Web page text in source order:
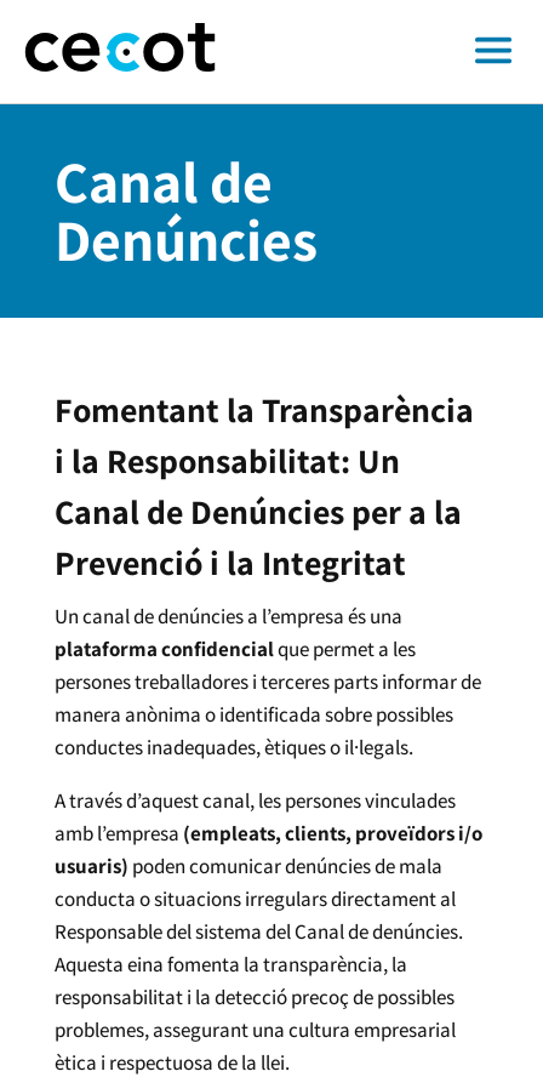
Canal de
Denúncies
Fomentant la Transparència
i la Responsabilitat: Un
Canal de Denúncies per a la
Prevenció i la Integritat
Un canal de denúncies a l’empresa és una
plataforma confidencialque permet a les
persones treballadores i terceres parts informar de
manera anònima o identificada sobre possibles
conductes inadequades, ètiques o il·legals.
A través d’aquest canal, les persones vinculades
amb l’empresa (empleats, clients, proveïdors i/o
usuaris) poden comunicar denúncies de mala
conducta o situacions irregulars directament al
Responsable del sistema del Canal de denúncies.
Aquesta eina fomenta la transparència, la
responsabilitat i la detecció precoç de possibles
problemes, assegurant una cultura empresarial
ètica i respectuosa de la llei.